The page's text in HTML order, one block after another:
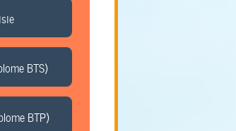
BTS)
BTP)